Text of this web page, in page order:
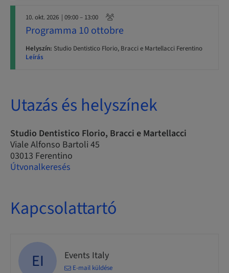
10. okt. 2026 | 09:00 – 13:00
Programma 10 ottobre
Helyszín: Studio Dentistico Florio, Bracci e Martellacci Ferentino
Leírás
Utazás és helyszínek
Studio Dentistico Florio, Bracci e Martellacci
Viale Alfonso Bartoli 45
03013 Ferentino
Útvonalkeresés
Kapcsolattartó
EI Events Italy
E-mail küldése